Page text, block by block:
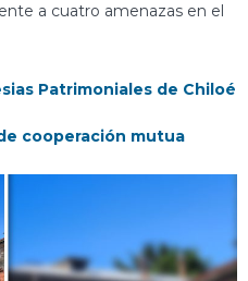
a cuatro amenazas en el
Patrimoniales de Chiloé
cooperación mutua